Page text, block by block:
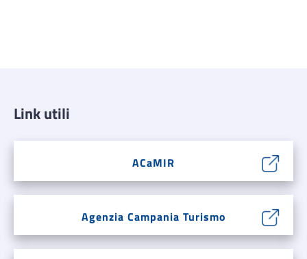
Link utili
ACaMIR
Agenzia Campania Turismo